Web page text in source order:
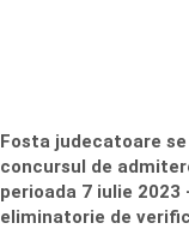
Fosta judecatoare
concursul de
perioada 7 iulie
eliminatorie de